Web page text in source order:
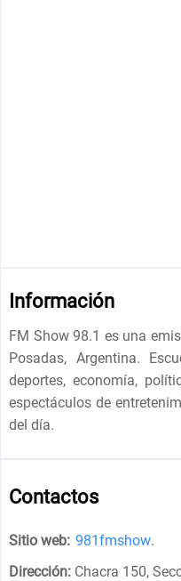
Información
FM Show 98.1 es una
Posadas, Argentina.
deportes, economía,
espectáculos de
del día.
Contactos
Sitio web: 981fmshow.
Dirección: Chacra 150,